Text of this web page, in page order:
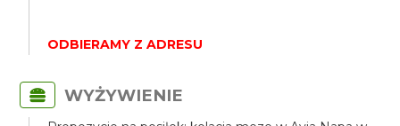
ODBIERAMY Z ADRESU
WYŻYWIENIE